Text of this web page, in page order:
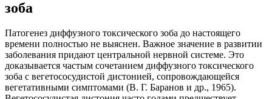
зоба
Патогенез диффузного токсического зоба до настоящего
времени полностью не выяснен. Важное значение в развитии
заболевания придают центральной нервной системе. Это
доказывается частым сочетанием диффузного токсического
зоба с вегетососудистой дистонией, сопровождающейся
вегетативными симптомами (В. Г. Баранов и др., 1965).